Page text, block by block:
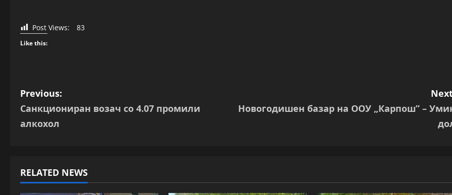
Post Views: 83
Like this:
P
o
n
Previous:
Санкциониран возач со 4.07 промили
алкохол
Новогодишен базар на ООУ „Карпош” –
RELATED NEWS